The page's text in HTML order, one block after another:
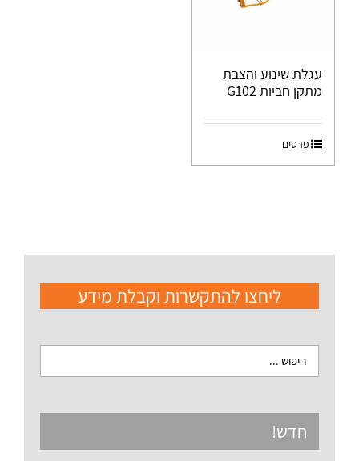
עגלת שינוע והצבת
מתקן חביות G102
פרטים
ליחצו להתקשרות וקבלת מידע
חדש!